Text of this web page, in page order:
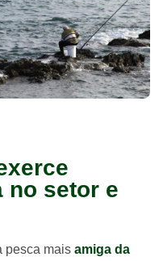
no setor e
pesca mais amiga da